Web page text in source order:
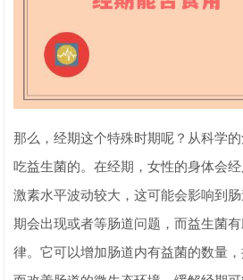
那么，经期这个特殊时期呢？从科学
吃益生菌的。在经期，女性的身体会
激素水平波动较大，这可能会影响到
期会出现或者等肠道问题，而益生菌
律。它可以增加肠道内有益菌的数量